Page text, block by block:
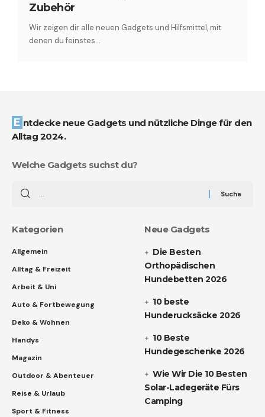
Zubehör
Wir zeigen dir alle neuen Gadgets und Hilfsmittel, mit
denen du feinstes…
Entdecke neue Gadgets und nützliche Dinge für den
Alltag 2024.
Welche Gadgets suchst du?
Kategorien
Allgemein
Alltag & Freizeit
Arbeit & Uni
Auto & Fortbewegung
Deko & Wohnen
Handys
Magazin
Outdoor & Abenteuer
Reise & Urlaub
Sport & Fitness
Neue Gadgets
Die Besten
Orthopädischen
Hundebetten 2026
10 beste
Hunderucksäcke 2026
10 Beste
Hundegeschenke 2026
Wie Wir Die 10 Besten
Solar-Ladegeräte Fürs
Camping